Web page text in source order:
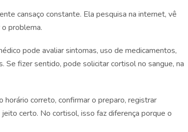
cansaço constante. Ela pesquisa na internet, vê
problema.
pode avaliar sintomas, uso de medicamentos,
Se fizer sentido, pode solicitar cortisol no sangue, na
correto, confirmar o preparo, registrar
certo. No cortisol, isso faz diferença porque o